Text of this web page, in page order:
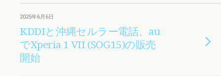
2025年6月6日
KDDIと沖縄セルラー電話、au
でXperia 1 VII (SOG15)の販売
開始